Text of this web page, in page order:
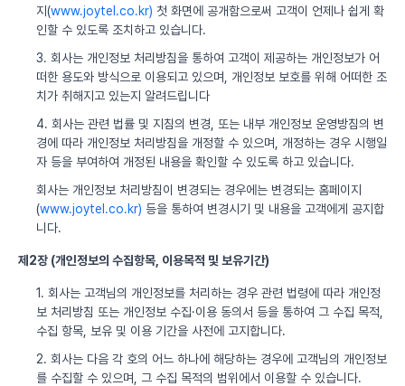
지(www.joytel.co.kr) 첫 화면에 공개함으로써 고객이 언제나 쉽게 확
인할 수 있도록 조치하고 있습니다.
3. 회사는 개인정보 처리방침을 통하여 고객이 제공하는 개인정보가 어
떠한 용도와 방식으로 이용되고 있으며, 개인정보 보호를 위해 어떠한 조
치가 취해지고 있는지 알려드립니다
4. 회사는 관련 법률 및 지침의 변경, 또는 내부 개인정보 운영방침의 변
경에 따라 개인정보 처리방침을 개정할 수 있으며, 개정하는 경우 시행일
자 등을 부여하여 개정된 내용을 확인할 수 있도록 하고 있습니다.
회사는 개인정보 처리방침이 변경되는 경우에는 변경되는 홈페이지
(www.joytel.co.kr) 등을 통하여 변경시기 및 내용을 고객에게 공지합
니다.
제2장 (개인정보의 수집항목, 이용목적 및 보유기간)
1. 회사는 고객님의 개인정보를 처리하는 경우 관련 법령에 따라 개인정
보 처리방침 또는 개인정보 수집·이용 동의서 등을 통하여 그 수집 목적,
수집 항목, 보유 및 이용 기간을 사전에 고지합니다.
2. 회사는 다음 각 호의 어느 하나에 해당하는 경우에 고객님의 개인정보
를 수집할 수 있으며, 그 수집 목적의 범위에서 이용할 수 있습니다.